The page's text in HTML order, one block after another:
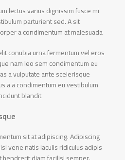
lectus varius dignissim fusce mi
parturient sed. A sit
a condimentum at malesuada.
conubia urna fermentum vel eros
nam leo sem condimentum eu
a vulputate ante scelerisque
a a condimentum eu vestibulum
blandit.
sit at adipiscing. Adipiscing
vene natis iaculis ridiculus adipis